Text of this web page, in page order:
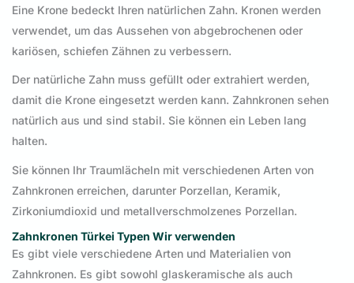
Eine Krone bedeckt Ihren natürlichen Zahn. Kronen werden
verwendet, um das Aussehen von abgebrochenen oder
kariösen, schiefen Zähnen zu verbessern.
Der natürliche Zahn muss gefüllt oder extrahiert werden,
damit die Krone eingesetzt werden kann. Zahnkronen sehen
natürlich aus und sind stabil. Sie können ein Leben lang
halten.
Sie können Ihr Traumlächeln mit verschiedenen Arten von
Zahnkronen erreichen, darunter Porzellan, Keramik,
Zirkoniumdioxid und metallverschmolzenes Porzellan.
Zahnkronen Türkei Typen Wir verwenden
Es gibt viele verschiedene Arten und Materialien von
Zahnkronen. Es gibt sowohl glaskeramische als auch